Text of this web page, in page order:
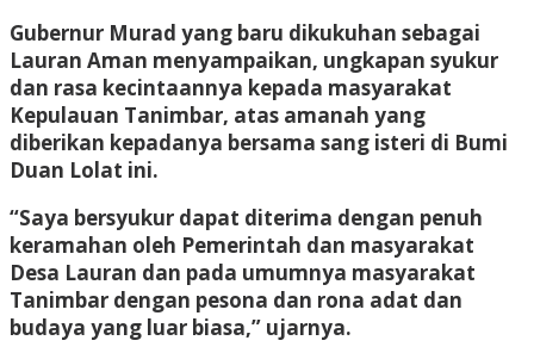
Gubernur Murad yang baru dikukuhan sebagai
Lauran Aman menyampaikan, ungkapan syukur
dan rasa kecintaannya kepada masyarakat
Kepulauan Tanimbar, atas amanah yang
diberikan kepadanya bersama sang isteri di Bumi
Duan Lolat ini.
“Saya bersyukur dapat diterima dengan penuh
keramahan oleh Pemerintah dan masyarakat
Desa Lauran dan pada umumnya masyarakat
Tanimbar dengan pesona dan rona adat dan
budaya yang luar biasa,” ujarnya.